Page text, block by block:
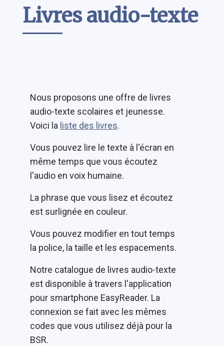
Livres audio-texte
Nous proposons une offre de livres
audio-texte scolaires et jeunesse.
Voici la liste des livres.
Vous pouvez lire le texte à l'écran en
même temps que vous écoutez
l'audio en voix humaine.
La phrase que vous lisez et écoutez
est surlignée en couleur.
Vous pouvez modifier en tout temps
la police, la taille et les espacements.
Notre catalogue de livres audio-texte
est disponible à travers l'application
pour smartphone EasyReader. La
connexion se fait avec les mêmes
codes que vous utilisez déjà pour la
BSR.